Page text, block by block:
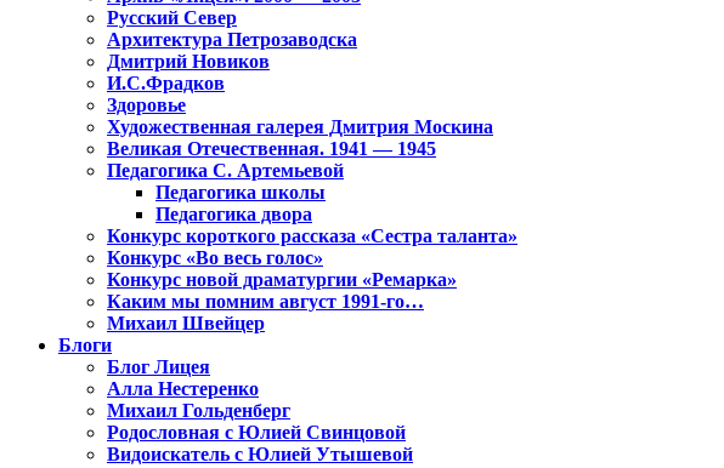
Русский Север
Архитектура Петрозаводска
Дмитрий Новиков
И.С.Фрадков
Здоровье
Художественная галерея Дмитрия Москина
Великая Отечественная. 1941 — 1945
Педагогика С. Артемьевой
Педагогика школы
Педагогика двора
Конкурс короткого рассказа «Сестра таланта»
Конкурс «Во весь голос»
Конкурс новой драматургии «Ремарка»
Каким мы помним август 1991-го…
Михаил Швейцер
Блоги
Блог Лицея
Алла Нестеренко
Михаил Гольденберг
Родословная с Юлией Свинцовой
Видоискатель с Юлией Утышевой